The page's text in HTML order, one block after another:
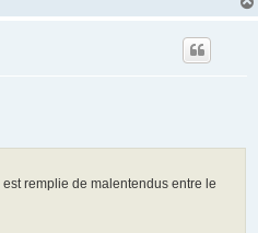
remplie de malentendus entre le